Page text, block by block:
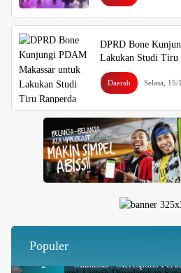
DPRD Bone
Lakukan Studi Tiru
Daerah Selasa, 15/
Populer
1
Makassar: Merespons